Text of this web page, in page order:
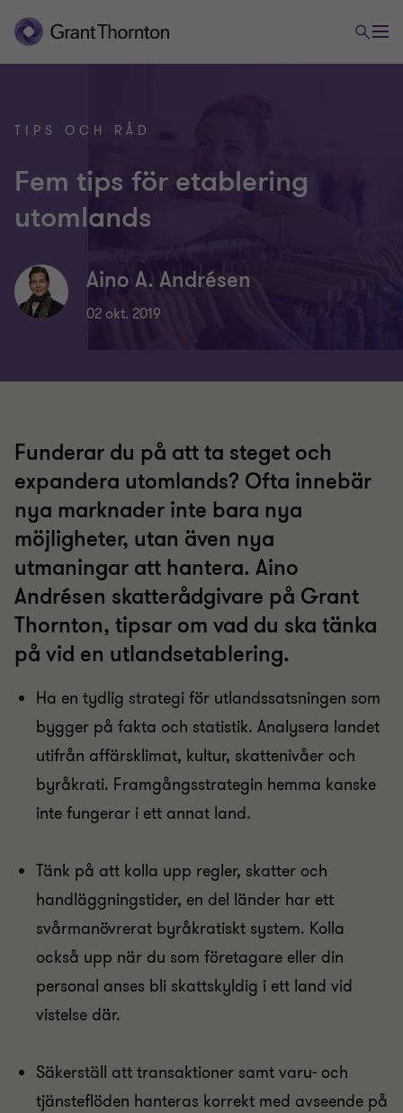
TIPS OCH RÅD
Fem tips för etablering
utomlands
Aino A. Andrésen
02 okt. 2019
Funderar du på att ta steget och
expandera utomlands? Ofta innebär
nya marknader inte bara nya
möjligheter, utan även nya
utmaningar att hantera. Aino
Andrésen skatterådgivare på Grant
Thornton, tipsar om vad du ska tänka
på vid en utlandsetablering.
Ha en tydlig strategi för utlandssatsningen som
bygger på fakta och statistik. Analysera landet
utifrån affärsklimat, kultur, skattenivåer och
byråkrati. Framgångsstrategin hemma kanske
inte fungerar i ett annat land.
Tänk på att kolla upp regler, skatter och
handläggningstider, en del länder har ett
svårmanövrerat byråkratiskt system. Kolla
också upp när du som företagare eller din
personal anses bli skattskyldig i ett land vid
vistelse där.
Säkerställ att transaktioner samt varu- och
tjänsteflöden hanteras korrekt med avseende på